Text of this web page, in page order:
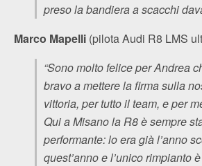
preso la bandiera a scacchi
Marco Mapelli (pilota Audi R8 LMS
“Sono molto felice per Andrea
bravo a mettere la firma sulla
vittoria, per tutto il team, e per
Qui a Misano la R8 è sempre
performante: lo era già l’anno
quest’anno e l’unico rimpianto